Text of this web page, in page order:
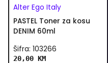
Alter Ego Italy
PASTEL Toner za kosu
DENIM 60ml
Šifra: 103266
20,00 KM